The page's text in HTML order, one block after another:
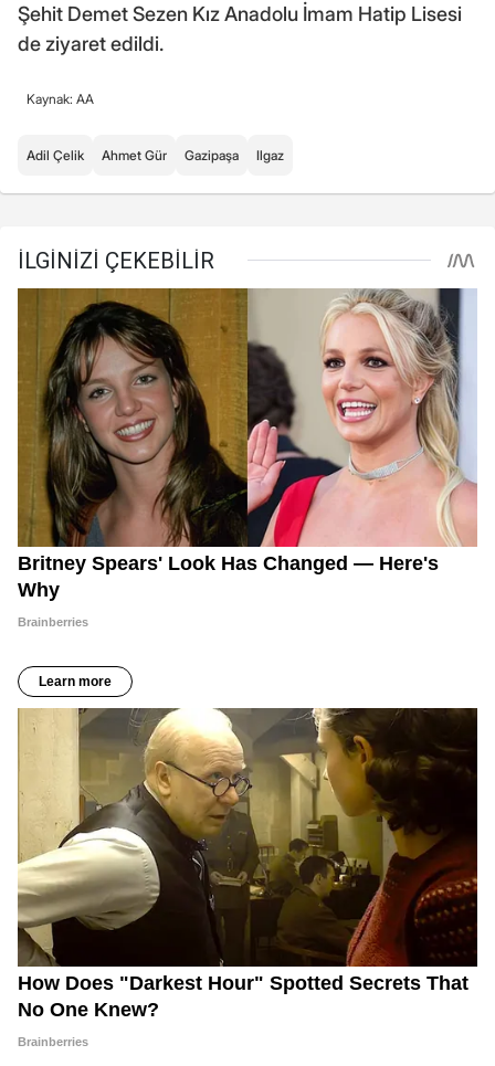
Şehit Demet Sezen Kız Anadolu İmam Hatip Lisesi
de ziyaret edildi.
Kaynak: AA
Adil Çelik Ahmet Gür Gazipaşa Ilgaz